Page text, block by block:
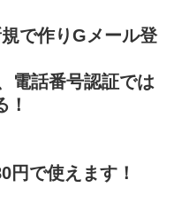
で作りGメール登
電話番号認証では
円で使えます！